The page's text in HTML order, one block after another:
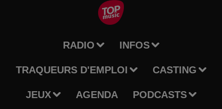
RADIO INFOS
TRAQUEURS D'EMPLOI CASTING
JEUX AGENDA PODCASTS